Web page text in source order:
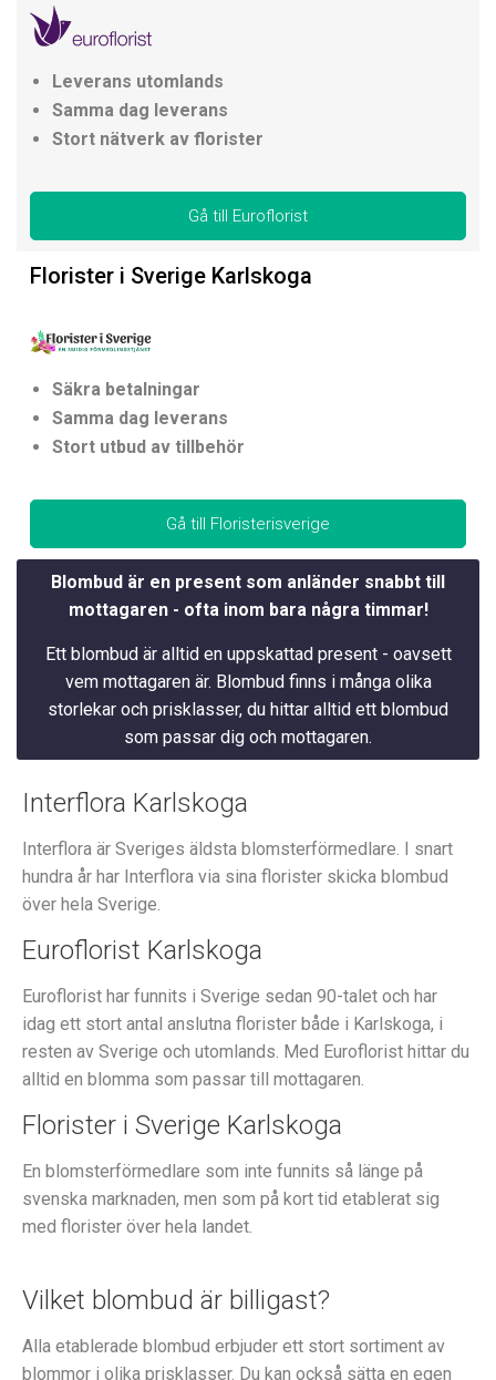
Leverans utomlands
Samma dag leverans
Stort nätverk av florister
Gå till Euroflorist
Florister i Sverige Karlskoga
Säkra betalningar
Samma dag leverans
Stort utbud av tillbehör
Gå till Floristerisverige
Blombud är en present som anländer snabbt till
mottagaren - ofta inom bara några timmar!
Ett blombud är alltid en uppskattad present - oavsett
vem mottagaren är. Blombud finns i många olika
storlekar och prisklasser, du hittar alltid ett blombud
som passar dig och mottagaren.
Interflora Karlskoga
Interflora är Sveriges äldsta blomsterförmedlare.
I snart
hundra år har Interflora via sina florister skicka blombud
över hela Sverige.
Euroflorist Karlskoga
Euroflorist har funnits i Sverige sedan 90-talet och har
idag ett stort antal anslutna florister både i Karlskoga, i
resten av Sverige och utomlands. Med Euroflorist hittar du
alltid en blomma som passar till mottagaren.
Florister i Sverige Karlskoga
En blomsterförmedlare som inte funnits så länge på
svenska marknaden, men som på kort tid etablerat sig
med florister över hela landet.
Vilket blombud är billigast?
Alla etablerade blombud erbjuder ett stort sortiment av
blommor i olika prisklasser. Du kan också sätta en egen